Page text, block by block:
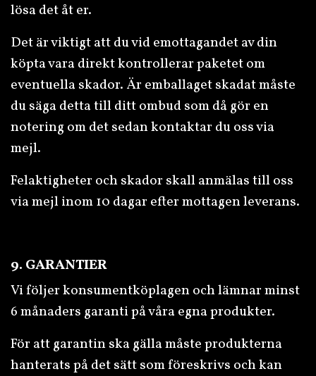
lösa det åt er.
Det är viktigt att du vid emottagandet av din
köpta vara direkt kontrollerar paketet om
eventuella skador. Är emballaget skadat måste
du säga detta till ditt ombud som då gör en
notering om det sedan kontaktar du oss via
mejl.
Felaktigheter och skador skall anmälas till oss
via mejl inom 10 dagar efter mottagen leverans.
9. GARANTIER
Vi följer konsumentköplagen och lämnar minst
6 månaders garanti på våra egna produkter.
För att garantin ska gälla måste produkterna
hanterats på det sätt som föreskrivs och kan